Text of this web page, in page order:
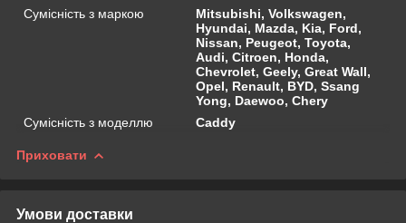
Сумісність з маркою
Mitsubishi, Volkswagen,
Hyundai, Mazda, Kia, Ford,
Nissan, Peugeot, Toyota,
Audi, Citroen, Honda,
Chevrolet, Geely, Great Wall,
Opel, Renault, BYD, Ssang
Yong, Daewoo, Chery
Сумісність з моделлю
Caddy
Приховати
Умови доставки